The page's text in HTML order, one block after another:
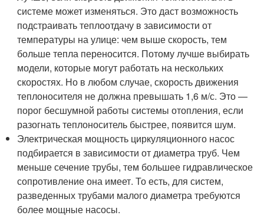
системе может изменяться. Это даст возможность
подстраивать теплоотдачу в зависимости от
температуры на улице: чем выше скорость, тем
больше тепла переносится. Потому лучше выбирать
модели, которые могут работать на нескольких
скоростях. Но в любом случае, скорость движения
теплоносителя не должна превышать 1,6 м/с. Это —
порог бесшумной работы системы отопления, если
разогнать теплоноситель быстрее, появится шум.
Электрическая мощность циркуляционного насос
подбирается в зависимости от диаметра труб. Чем
меньше сечение трубы, тем большее гидравлическое
сопротивление она имеет. То есть, для систем,
разведенных трубами малого диаметра требуются
более мощные насосы.